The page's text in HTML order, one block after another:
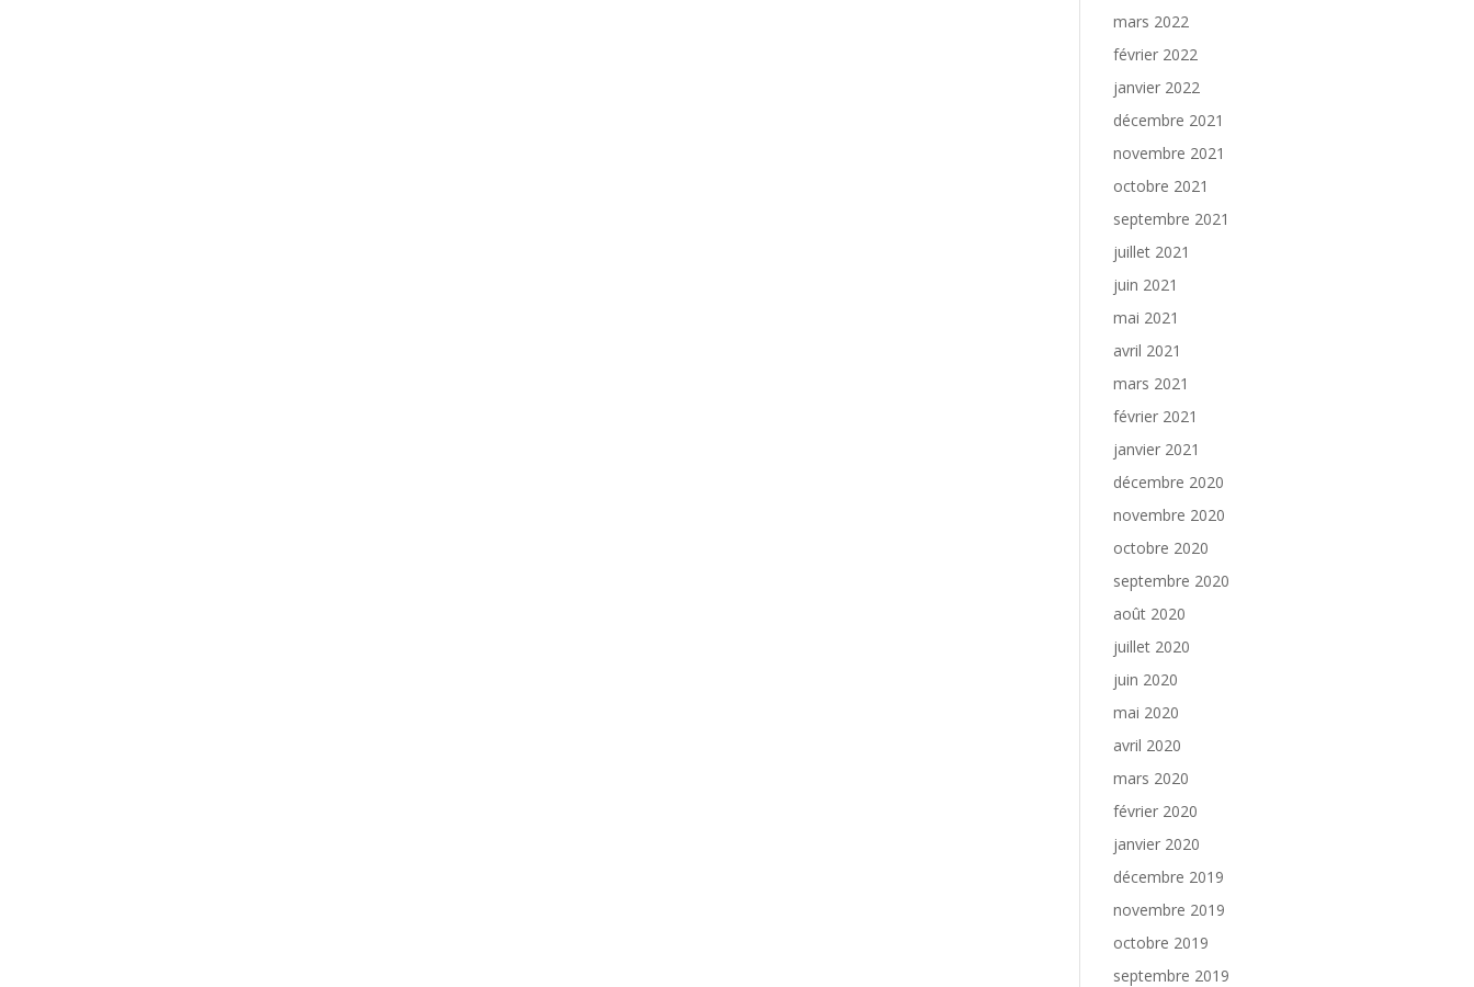
mars 2022
février 2022
janvier 2022
décembre 2021
novembre 2021
octobre 2021
septembre 2021
juillet 2021
juin 2021
mai 2021
avril 2021
mars 2021
février 2021
janvier 2021
décembre 2020
novembre 2020
octobre 2020
septembre 2020
août 2020
juillet 2020
juin 2020
mai 2020
avril 2020
mars 2020
février 2020
janvier 2020
décembre 2019
novembre 2019
octobre 2019
septembre 2019